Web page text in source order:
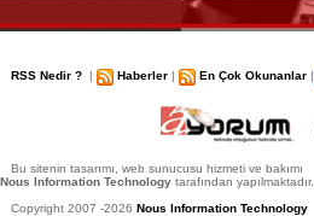
RSS Nedir ? | Haberler | En Çok Okunanlar |
Bu sitenin tasarımı, web sunucusu hizmeti ve bakımı
Nous Information Technology tarafından yapılmaktadır.
Copyright 2007 -2026 Nous Information Technology